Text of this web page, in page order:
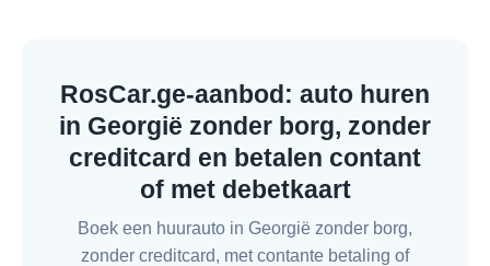
RosCar.ge-aanbod: auto huren
in Georgië zonder borg, zonder
creditcard en betalen contant
of met debetkaart
Boek een huurauto in Georgië zonder borg,
zonder creditcard, met contante betaling of